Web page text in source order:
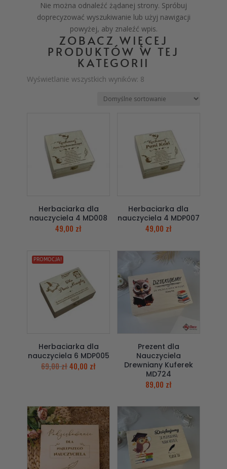
Nie można odnaleźć żądanej strony. Spróbuj
doprecyzować wyszukiwanie lub użyj nawigacji
powyżej, aby znaleźć wpis.
ZOBACZ WIĘCEJ
PRODUKTÓW W TEJ
KATEGORII
Wyświetlanie wszystkich wyników: 8
Herbaciarka dla
nauczyciela 4 MD008
49,00 zł
Herbaciarka dla
nauczyciela 4 MDP007
49,00 zł
PROMOCJA!
Herbaciarka dla
nauczyciela 6 MDP005
69,00zł40,00 zł
Prezent dla
Nauczyciela
Drewniany Kuferek
MD724
89,00 zł